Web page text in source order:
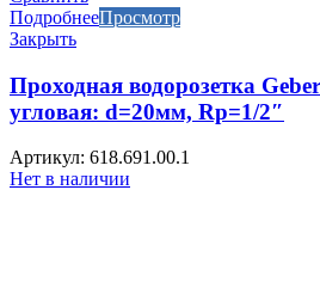
ПодробнееПросмотр
Закрыть
Проходная водорозетка
угловая: d=20мм, Rp=1/2″
Артикул: 618.691.00.1
Нет в наличии